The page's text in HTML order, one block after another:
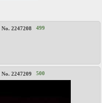
No. 2247208 499
No. 2247209 500